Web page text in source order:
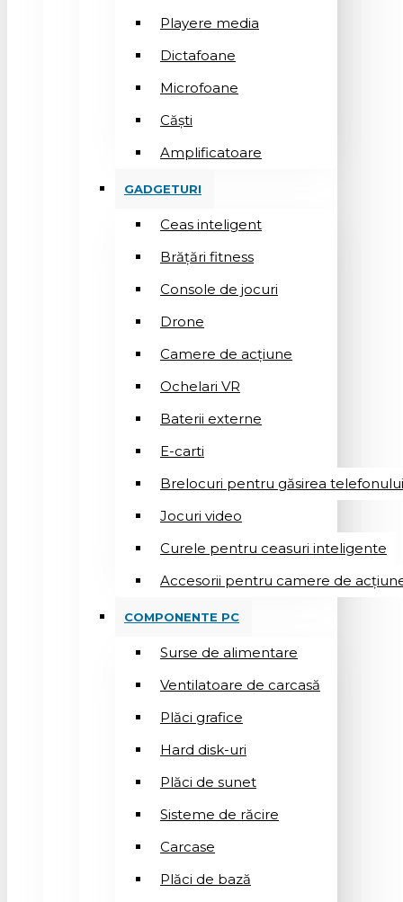
Playere media
Dictafoane
Microfoane
Căşti
Amplificatoare
GADGETURI
Ceas inteligent
Brățări fitness
Console de jocuri
Drone
Camere de acțiune
Ochelari VR
Baterii externe
E-carti
Brelocuri pentru găsirea telefonului
Jocuri video
Curele pentru ceasuri inteligente
Accesorii pentru camere de
COMPONENTE PC
Surse de alimentare
Ventilatoare de carcasă
Plăci grafice
Hard disk-uri
Plăci de sunet
Sisteme de răcire
Carcase
Plăci de bază